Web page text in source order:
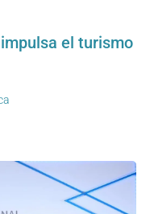
el turismo